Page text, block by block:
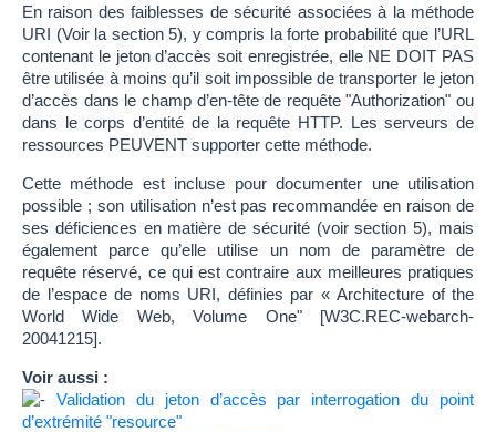
En raison des faiblesses de sécurité associées à la méthode
URI (Voir la section 5), y compris la forte probabilité que l’URL
contenant le jeton d’accès soit enregistrée, elle NE DOIT PAS
être utilisée à moins qu’il soit impossible de transporter le jeton
d’accès dans le champ d’en-tête de requête "Authorization" ou
dans le corps d’entité de la requête HTTP. Les serveurs de
ressources PEUVENT supporter cette méthode.
Cette méthode est incluse pour documenter une utilisation
possible ; son utilisation n’est pas recommandée en raison de
ses déficiences en matière de sécurité (voir section 5), mais
également parce qu’elle utilise un nom de paramètre de
requête réservé, ce qui est contraire aux meilleures pratiques
de l’espace de noms URI, définies par « Architecture of the
World Wide Web, Volume One" [W3C.REC-webarch-
20041215].
Voir aussi :
Validation du jeton d’accès par interrogation du point
d’extrémité "resource"